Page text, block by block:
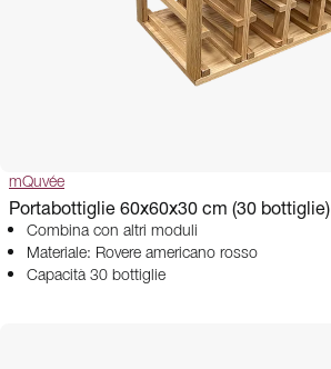
mQuvée
Portabottiglie 60x60x30 cm (30 bottiglie)
Combina con altri moduli
Materiale: Rovere americano rosso
Capacità 30 bottiglie